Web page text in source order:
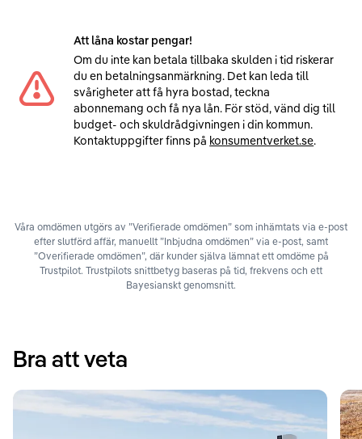
Att låna kostar pengar!
Om du inte kan betala tillbaka skulden i tid riskerar
du en betalningsanmärkning. Det kan leda till
svårigheter att få hyra bostad, teckna
abonnemang och få nya lån. För stöd, vänd dig till
budget- och skuldrådgivningen i din kommun.
Kontaktuppgifter finns på konsumentverket.se.
Våra omdömen utgörs av ”Verifierade omdömen” som inhämtats via e-post
efter slutförd affär, manuellt ”Inbjudna omdömen” via e-post, samt
”Overifierade omdömen”, där kunder själva lämnat ett omdöme på
Trustpilot. Trustpilots snittbetyg baseras på tid, frekvens och ett
Bayesianskt genomsnitt.
Bra att veta